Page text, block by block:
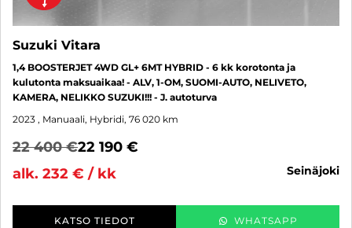
Suzuki Vitara
1,4 BOOSTERJET 4WD GL+ 6MT HYBRID - 6 kk korotonta ja
kulutonta maksuaikaa! - ALV, 1-OM, SUOMI-AUTO, NELIVETO,
KAMERA, NELIKKO SUZUKI!!! - J. autoturva
2023 , Manuaali, Hybridi, 76 020 km
22 400 €22 190 €
alk. 232 € / kk
seinäjoki
KATSO TIEDOT WHATSAPP